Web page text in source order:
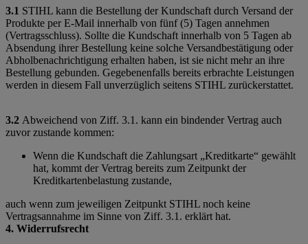
3.1 STIHL kann die Bestellung der Kundschaft durch Versand der
Produkte per E-Mail innerhalb von fünf (5) Tagen annehmen
(Vertragsschluss). Sollte die Kundschaft innerhalb von 5 Tagen ab
Absendung ihrer Bestellung keine solche Versandbestätigung oder
Abholbenachrichtigung erhalten haben, ist sie nicht mehr an ihre
Bestellung gebunden. Gegebenenfalls bereits erbrachte Leistungen
werden in diesem Fall unverzüglich seitens STIHL zurückerstattet.
3.2 Abweichend von Ziff. 3.1. kann ein bindender Vertrag auch
zuvor zustande kommen:
Wenn die Kundschaft die Zahlungsart „Kreditkarte“ gewählt
hat, kommt der Vertrag bereits zum Zeitpunkt der
Kreditkartenbelastung zustande,
auch wenn zum jeweiligen Zeitpunkt STIHL noch keine
Vertragsannahme im Sinne von Ziff. 3.1. erklärt hat.
4. Widerrufsrecht